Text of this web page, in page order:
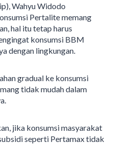
Wahyu Widodo
Pertalite memang
hal itu tetap harus
konsumsi BBM
dengan lingkungan.
gradual ke konsumsi
tidak mudah dalam
jika konsumsi masyarakat
seperti Pertamax tidak